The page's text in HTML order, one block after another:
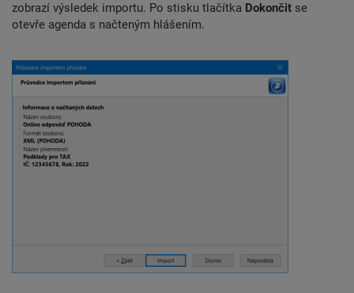
zobrazí výsledek importu. Po stisku tlačítka Dokončit se
otevře agenda s načteným hlášením.